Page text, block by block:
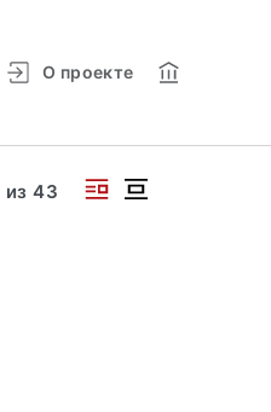
О проекте
из43